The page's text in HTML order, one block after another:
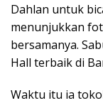
Dahlan untuk
menunjukkan
bersamanya.
Hall terbaik di
Waktu itu ia